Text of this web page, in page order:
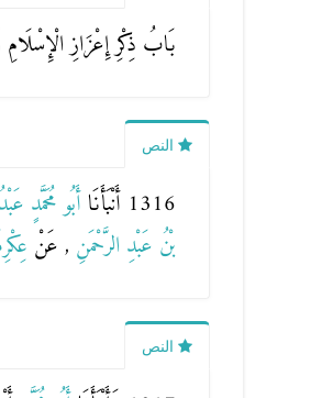
بَابُ ذِكْرِ إِعْزَازِ
النص
1316 أَنْبَأَنَا أَبُو مُحَمَّدٍ
بْنُ عَبْدِ الرَّحْمَنِ , عَنْ
النص